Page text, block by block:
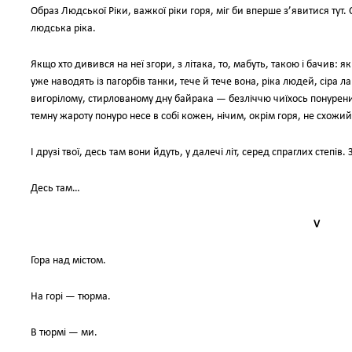
Образ Людської Ріки, важкої ріки горя, міг би вперше з’явитися
людська ріка.
Якщо хто дивився на неї згори, з літака, то, мабуть, такою і бачив:
уже наводять із пагорбів танки, тече й тече вона, ріка людей,
вигорілому, стирлованому дну байрака — безліччю чиїхось
темну жароту понуро несе в собі кожен, нічим, окрім горя, не
І друзі твої, десь там вони йдуть, у далечі літ, серед спраглих
Десь там…
V
Гора над містом.
На горі — тюрма.
В тюрмі — ми.